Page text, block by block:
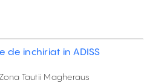
de inchiriat in ADISS
Tautii Magheraus